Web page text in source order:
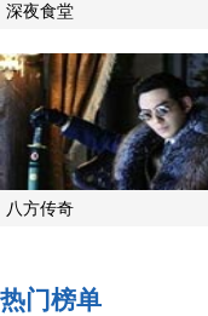
深夜食堂
八方传奇
热门榜单